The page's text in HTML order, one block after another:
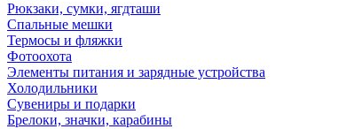
Рюкзаки, сумки, ягдташи
Спальные мешки
Термосы и фляжки
Фотоохота
Элементы питания и зарядные устройства
Холодильники
Сувениры и подарки
Брелоки, значки, карабины